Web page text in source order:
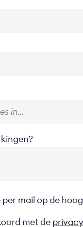
mail op de
met de